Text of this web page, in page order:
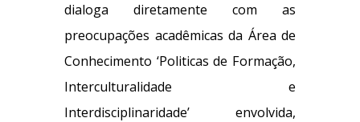
dialoga diretamente com as
preocupações acadêmicas da Área de
Conhecimento ‘Politicas de Formação,
Interculturalidade e
Interdisciplinaridade’ envolvida,